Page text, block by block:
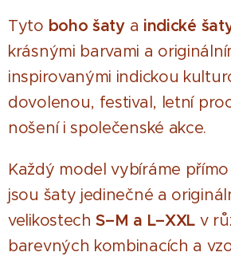
Tyto boho šatya indické
krásnými barvami a
inspirovanými indickou
dovolenou, festival, letní
nošení i společenské akce.
Každý model vybíráme
jsou šaty jedinečné a
velikostechS–M a L–XXL v
barevných kombinacích a